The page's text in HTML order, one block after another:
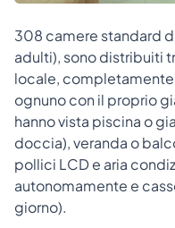
308 camere standard
adulti), sono distribuiti
locale,
ognuno con il proprio
hanno vista piscina o
doccia), veranda o
pollici LCD e aria
autonomamente e
giorno).